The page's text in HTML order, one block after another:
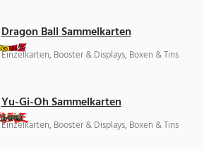
Dragon Ball Sammelkarten
Einzelkarten, Booster & Displays, Boxen & Tins
Yu-Gi-Oh Sammelkarten
Einzelkarten, Booster & Displays, Boxen & Tins